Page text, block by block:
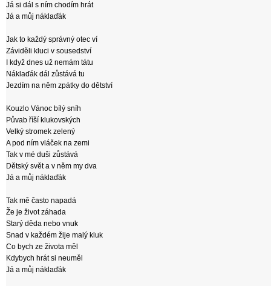
Já si dál s ním chodím hrát
Já a můj náklaďák
Jak to každý správný otec ví
Záviděli kluci v sousedství
I když dnes už nemám tátu
Náklaďák dál zůstává tu
Jezdím na něm zpátky do dětství
Kouzlo Vánoc bílý sníh
Půvab říší klukovských
Velký stromek zelený
A pod ním vláček na zemi
Tak v mé duši zůstává
Dětský svět a v něm my dva
Já a můj náklaďák
Tak mě často napadá
Že je život záhada
Starý děda nebo vnuk
Snad v každém žije malý kluk
Co bych ze života měl
Kdybych hrát si neuměl
Já a můj náklaďák